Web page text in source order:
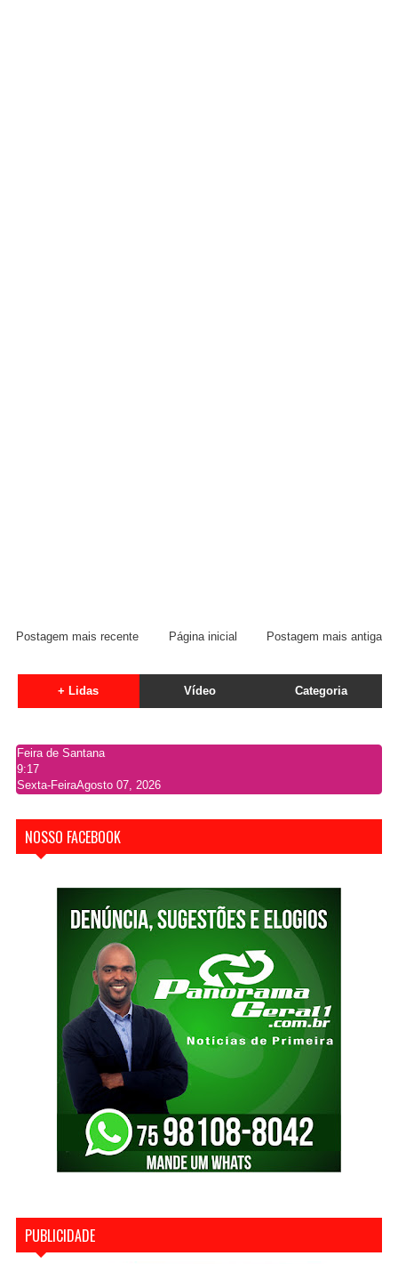
Postagem mais recente Postagem mais antiga
Página inicial
+ Lidas Vídeo Categoria
Feira de Santana
9:17
Sexta-FeiraAgosto 07, 2026
NOSSO FACEBOOK
PUBLICIDADE